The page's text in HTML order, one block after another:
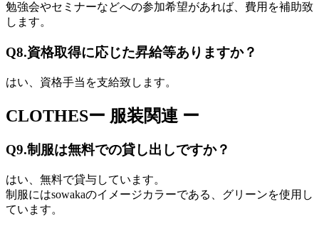
勉強会やセミナーなどへの参加希望があれば、費用を補助致
します。
Q8.資格取得に応じた昇給等ありますか？
はい、資格手当を支給致します。
CLOTHESー 服装関連 ー
Q9.制服は無料での貸し出しですか？
はい、無料で貸与しています。
制服にはsowakaのイメージカラーである、グリーンを使用し
ています。